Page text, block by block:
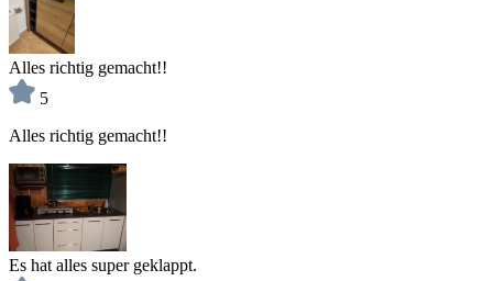
Alles richtig gemacht!!
5
Alles richtig gemacht!!
Es hat alles super geklappt.